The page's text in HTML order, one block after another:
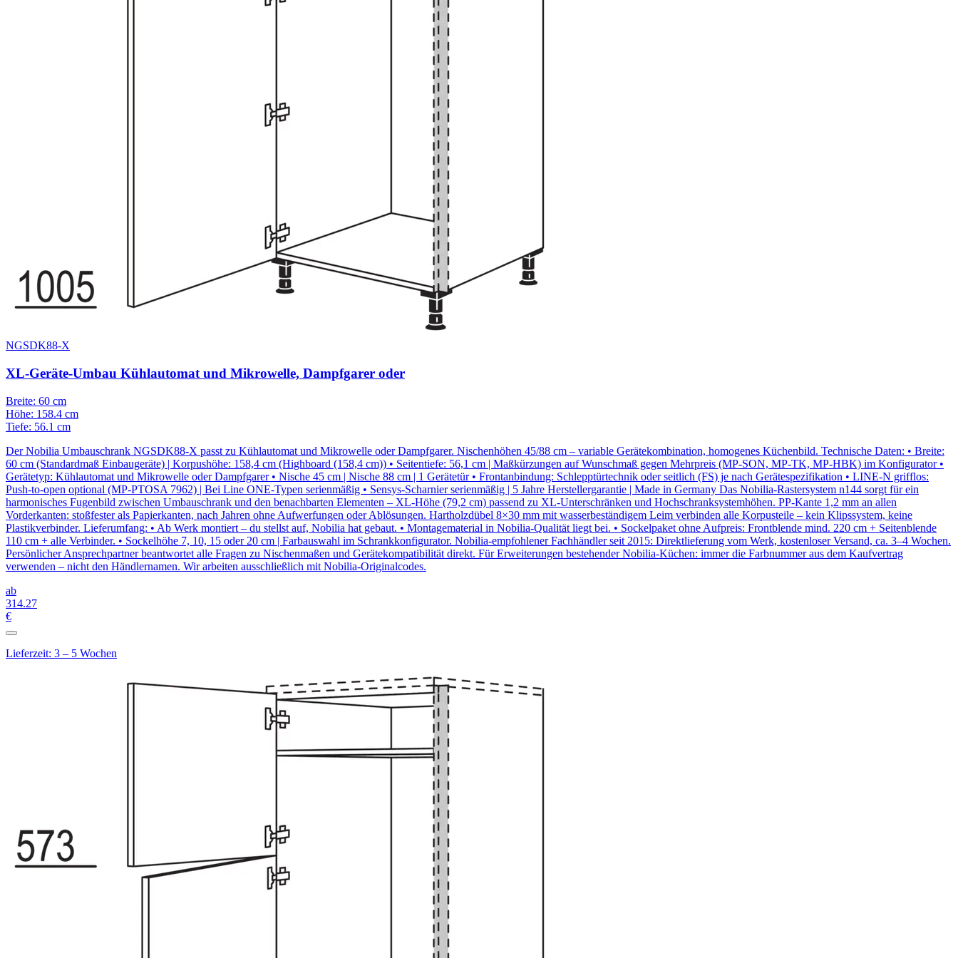
NGSDK88-X
XL-Geräte-Umbau Kühlautomat und Mikrowelle, Dampfgarer oder
Breite: 60 cm
Höhe: 158.4 cm
Tiefe: 56.1 cm
Der Nobilia Umbauschrank NGSDK88-X passt zu Kühlautomat und Mikrowelle oder Dampfgarer. Nischenhöhen 45/88 cm – variable Gerätekombination, homogenes Küchenbild. Technische Daten: • Breite:
60 cm (Standardmaß Einbaugeräte) | Korpushöhe: 158,4 cm (Highboard (158,4 cm)) • Seitentiefe: 56,1 cm | Maßkürzungen auf Wunschmaß gegen Mehrpreis (MP-SON, MP-TK, MP-HBK) im Konfigurator •
Gerätetyp: Kühlautomat und Mikrowelle oder Dampfgarer • Nische 45 cm | Nische 88 cm | 1 Gerätetür • Frontanbindung: Schlepptürtechnik oder seitlich (FS) je nach Gerätespezifikation • LINE-N grifflos:
Push-to-open optional (MP-PTOSA 7962) | Bei Line ONE-Typen serienmäßig • Sensys-Scharnier serienmäßig | 5 Jahre Herstellergarantie | Made in Germany Das Nobilia-Rastersystem n144 sorgt für ein
harmonisches Fugenbild zwischen Umbauschrank und den benachbarten Elementen – XL-Höhe (79,2 cm) passend zu XL-Unterschränken und Hochschranksystemhöhen. PP-Kante 1,2 mm an allen
Vorderkanten: stoßfester als Papierkanten, nach Jahren ohne Aufwerfungen oder Ablösungen. Hartholzdübel 8×30 mm mit wasserbeständigem Leim verbinden alle Korpusteile – kein Klipssystem, keine
Plastikverbinder. Lieferumfang: • Ab Werk montiert – du stellst auf, Nobilia hat gebaut. • Montagematerial in Nobilia-Qualität liegt bei. • Sockelpaket ohne Aufpreis: Frontblende mind. 220 cm + Seitenblende
110 cm + alle Verbinder. • Sockelhöhe 7, 10, 15 oder 20 cm | Farbauswahl im Schrankkonfigurator. Nobilia-empfohlener Fachhändler seit 2015: Direktlieferung vom Werk, kostenloser Versand, ca. 3–4 Wochen.
Persönlicher Ansprechpartner beantwortet alle Fragen zu Nischenmaßen und Gerätekompatibilität direkt. Für Erweiterungen bestehender Nobilia-Küchen: immer die Farbnummer aus dem Kaufvertrag
verwenden – nicht den Händlernamen. Wir arbeiten ausschließlich mit Nobilia-Originalcodes.
ab
314.27
€
Lieferzeit: 3 – 5 Wochen